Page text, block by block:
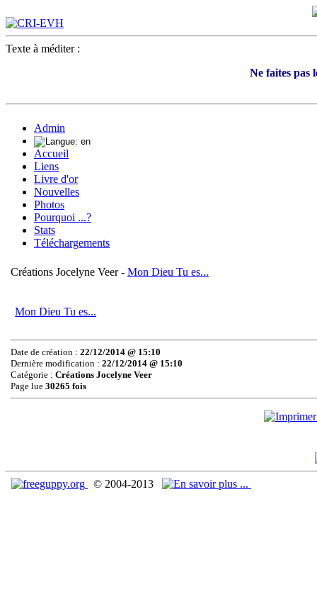
Texte à méditer :
Ne faites pas
Admin
Accueil
Liens
Livre d'or
Nouvelles
Photos
Pourquoi ...?
Stats
Téléchargements
Créations Jocelyne Veer - Mon Dieu Tu es...
Mon Dieu Tu es...
Date de création : 22/12/2014 @ 15:10
Dernière modification : 22/12/2014 @ 15:10
Catégorie : Créations Jocelyne Veer
Page lue 30265 fois
© 2004-2013